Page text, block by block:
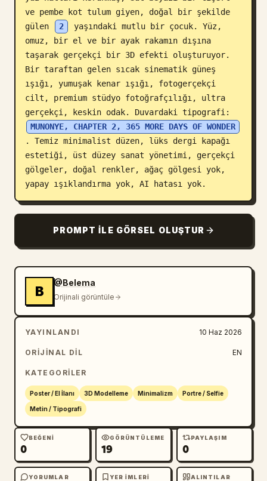
ve pembe kot tulum giyen, doğal bir şekilde
gülen
2
yaşındaki mutlu bir çocuk. Yüz,
omuz, bir el ve bir ayak rakamın dışına
taşarak gerçekçi bir 3D efekti oluşturuyor.
Bir taraftan gelen sıcak sinematik güneş
ışığı, yumuşak kenar ışığı, fotogerçekçi
cilt, premium stüdyo fotoğrafçılığı, ultra
gerçekçi, keskin odak. Duvardaki tipografi:
MUNONYE, CHAPTER 2, 365 MORE DAYS OF WONDER
. Temiz minimalist düzen, lüks dergi kapağı
estetiği, üst düzey sanat yönetimi, gerçekçi
gölgeler, doğal renkler, ağaç gölgesi yok,
yapay ışıklandırma yok, AI hatası yok.
PROMPT ILE GÖRSEL OLUŞTUR
B
@Belema
Orijinali görüntüle
YAYINLANDI 10 Haz 2026
ORIJINAL DIL EN
KATEGORILER
Poster / El İlanı 3D Modelleme Minimalizm Portre / Selfie
Metin / Tipografi
BEĞENI
0
GÖRÜNTÜLEME
19
PAYLAŞIM
0
YORUMLAR YER IMLERI ALINTILAR